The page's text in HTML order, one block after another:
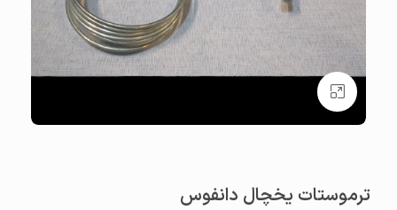
بزرگنمایی تصویر
ترموستات یخچال دانفوس